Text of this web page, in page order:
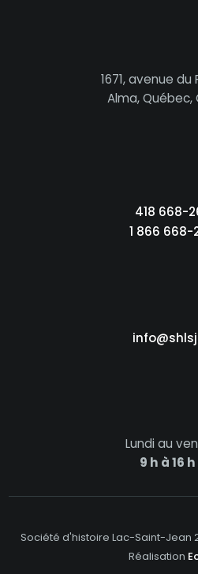
1671, avenue du
Alma, Québec,
418 668-
1 866 668-
Lundi au
9 h à 16
Société d'histoire Lac-Saint-Jean
Réalisation